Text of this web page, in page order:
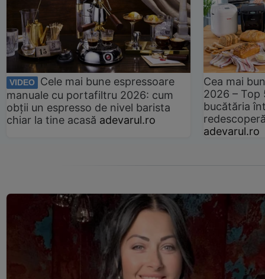
VIDEO
Cele mai bune espressoare
manuale cu portafiltru 2026: cum
obții un espresso de nivel barista
chiar la tine acasă adevarul.ro
Cea mai
2026 –
bucătăria
adevarul.ro